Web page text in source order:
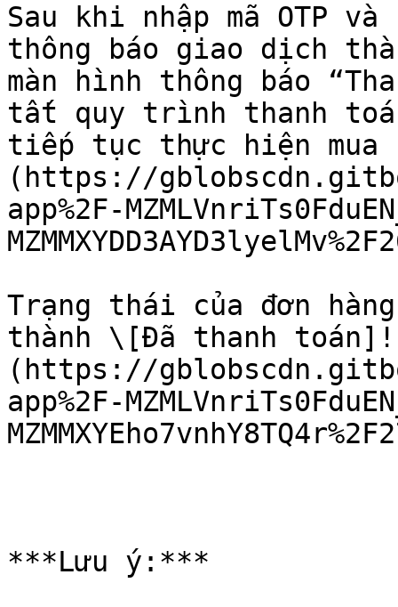
Sau khi nhập mã OTP
thông báo giao dịch
màn hình thông báo
tất quy trình thanh
tiếp tục thực hiện mua
(https://
app%2F-
Trạng thái của đơn
thành \[Đã thanh
(https://
app%2F-
***Lưu ý:***